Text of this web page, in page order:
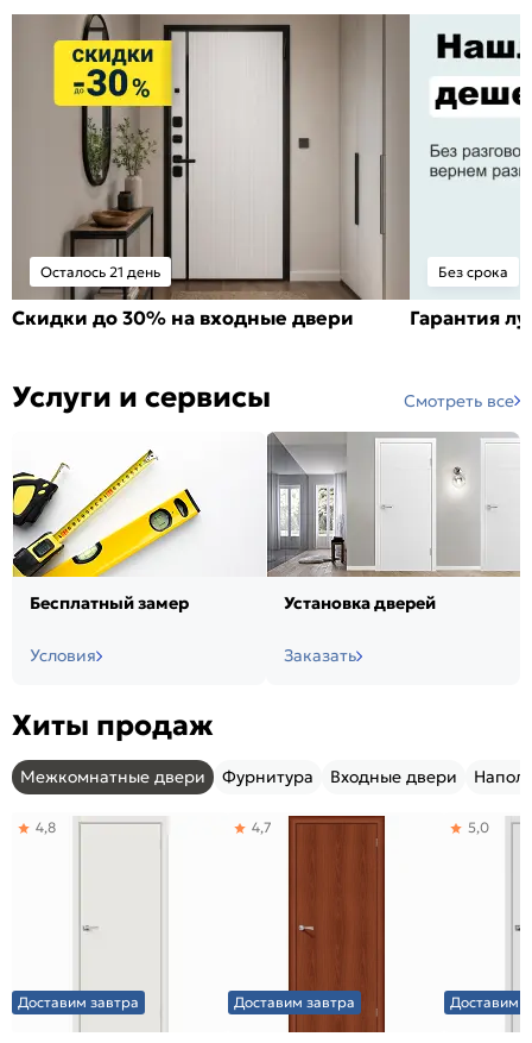
Осталось 21 день
Скидки до 30% на входные двери
Без срока
Гарантия
Услуги и сервисы Смотреть все
Бесплатный замер
Условия
Установка дверей
Заказать
Хиты продаж
Межкомнатные двери Фурнитура Входные двери
Доставим завтра
4,8
Доставим завтра
4,7
Доставим
5,0